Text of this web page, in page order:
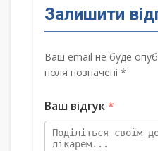
Залишити
Ваш email не буде
поля позначені *
Ваш відгук*